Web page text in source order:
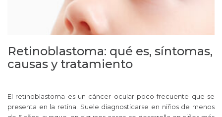
Retinoblastoma: qué es, síntomas,
causas y tratamiento
El retinoblastoma es un cáncer ocular poco frecuente que se
presenta en la retina. Suele diagnosticarse en niños de menos